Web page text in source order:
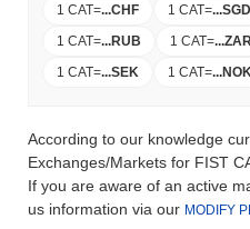
1 CAT=...CHF 1 CAT=...SGD
1 CAT=...RUB 1 CAT=...ZAR
1 CAT=...SEK 1 CAT=...NOK
According to our knowledge
Exchanges/Markets for FIST
If you are aware of an active
us information via our MODIFY